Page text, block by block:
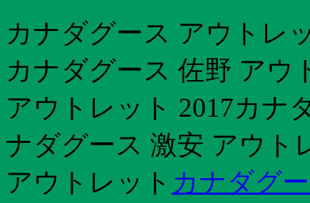
カナダグース アウトレ
カナダグース 佐野 アウ
アウトレット 2017カナ
ナダグース 激安 アウト
アウトレット カナダグ